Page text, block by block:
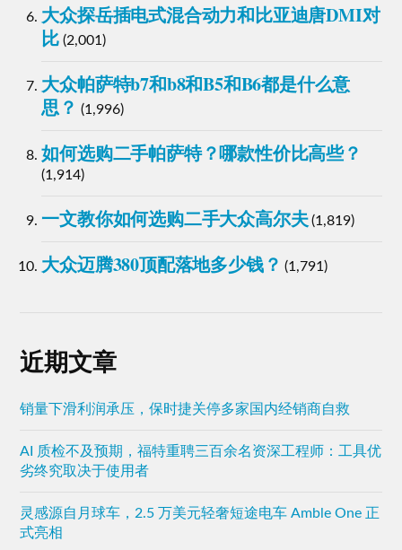
大众探岳插电式混合动力和比亚迪唐DMI对
比 (2,001)
大众帕萨特b7和b8和B5和B6都是什么意
思？ (1,996)
如何选购二手帕萨特？哪款性价比高些？
(1,914)
一文教你如何选购二手大众高尔夫 (1,819)
大众迈腾380顶配落地多少钱？ (1,791)
近期文章
销量下滑利润承压，保时捷关停多家国内经销商自救
AI 质检不及预期，福特重聘三百余名资深工程师：工具优
劣终究取决于使用者
灵感源自月球车，2.5 万美元轻奢短途电车 Amble One 正
式亮相